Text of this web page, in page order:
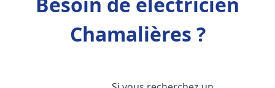
Chamalières ?